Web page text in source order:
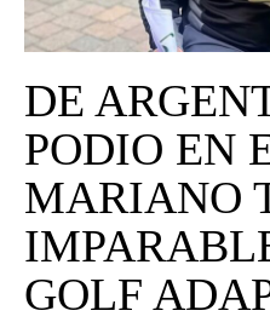
NOTICIAS
CAD MEDIA
CAD FEDERAL
DE
PODIO EN
MARIANO
GOLF